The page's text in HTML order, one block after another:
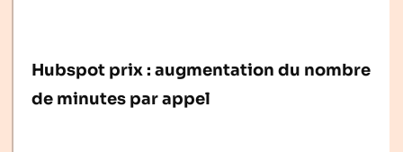
Hubspot prix : augmentation du nombre
de minutes par appel